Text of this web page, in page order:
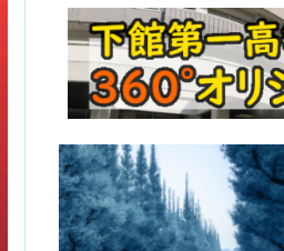
p
r
e